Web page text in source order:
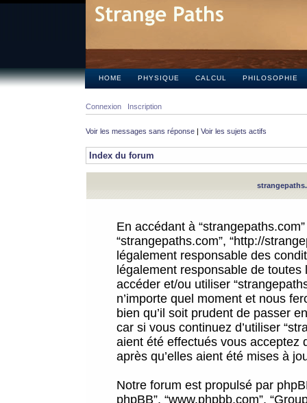
HOME PHYSIQUE CALCUL PHILOSOPHIE
Connexion Inscription
Voir les messages sans réponse | Voir les sujets actifs
Index du forum
En accédant à
“strangepaths.com”, “http://
légalement responsable des
légalement responsable de
accéder et/ou utiliser
n’importe quel moment et nous
bien qu’il soit prudent de passer
car si vous continuez d’utiliser
aient été effectués vous acceptez
après qu’elles aient été mises à
Notre forum est propulsé par
phpBB”, “www.phpbb.com”,